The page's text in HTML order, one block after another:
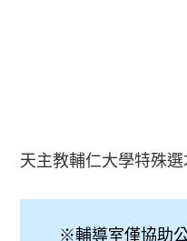
天主教輔仁大學特殊
※輔導室僅協助